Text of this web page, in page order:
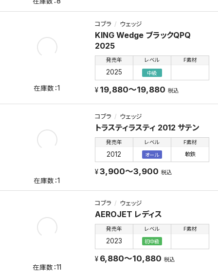
コブラ ウェッジ
KING Wedge ブラックQPQ
2025
発売年
2025
レベル
中級
F素材
1 19,880～19,880 税込
コブラ ウェッジ
トラスティラスティ 2012 サテン
発売年
2012
レベル
オール
F素材
軟鉄
1
3,900～3,900 税込
コブラ ウェッジ
AEROJET レディス
発売年
2023
レベル
初中級
F素材
11
6,880～10,880 税込